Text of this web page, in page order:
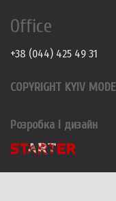
Office
+38 (044) 425 49 31
COPYRIGHT KYIV
Розробка і дизайн